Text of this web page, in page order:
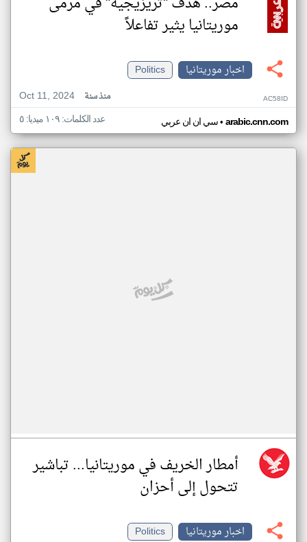
موريتانيا يثير تفاعلاً
اخبار موريتانيا
Politics
Oct 11, 2024
منذ سنة AC58ID
سي ان ان عربي• arabic.cnn.com عدد الكلمات: ١٠٩ ميديا: ٥
أمطار الخريف في موريتانيا... تباشير
تتحول إلى أحزان
اخبار موريتانيا
Politics